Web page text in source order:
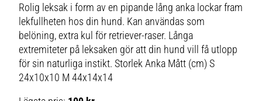
Rolig leksak i form av en pipande lång anka lockar fram
lekfullheten hos din hund. Kan användas som
belöning, extra kul för retriever-raser. Långa
extremiteter på leksaken gör att din hund vill få utlopp
för sin naturliga instikt. Storlek Anka Mått (cm) S
24x10x10 M 44x14x14